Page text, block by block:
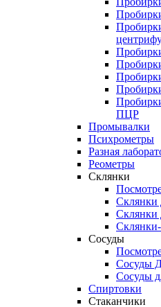
ПЦР
Промывалки
Психрометры
Разная
Реометры
Склянки
Склянки
Склянки
Сосуды
Сосуды
Сосуды
Спиртовки
Стаканчики